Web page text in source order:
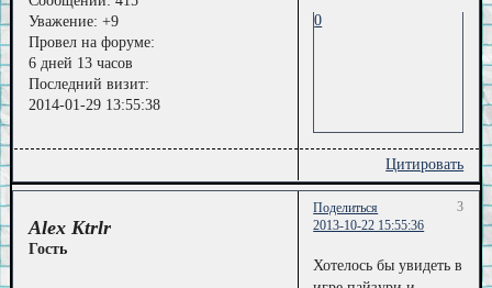
Уважение: +9
Провел на форуме:
6 дней 13 часов
Последний визит:
2014-01-29 13:55:38
0
Цитировать
Поделиться
3
2013-10-22 15:55:36
Alex Ktrlr
Гость
Хотелось бы увидеть в